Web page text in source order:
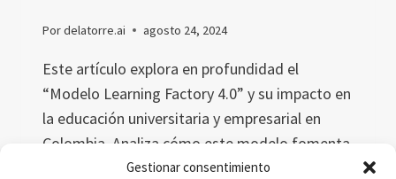
Gestionar consentimiento
Pordelatorre.ai agosto 24, 2024
Este artículo explora en profundidad el
“Modelo Learning Factory 4.0” y su impacto en
la educación universitaria y empresarial en
Colombia. Analiza cómo este modelo fomenta
la colaboración universidad-empresa para